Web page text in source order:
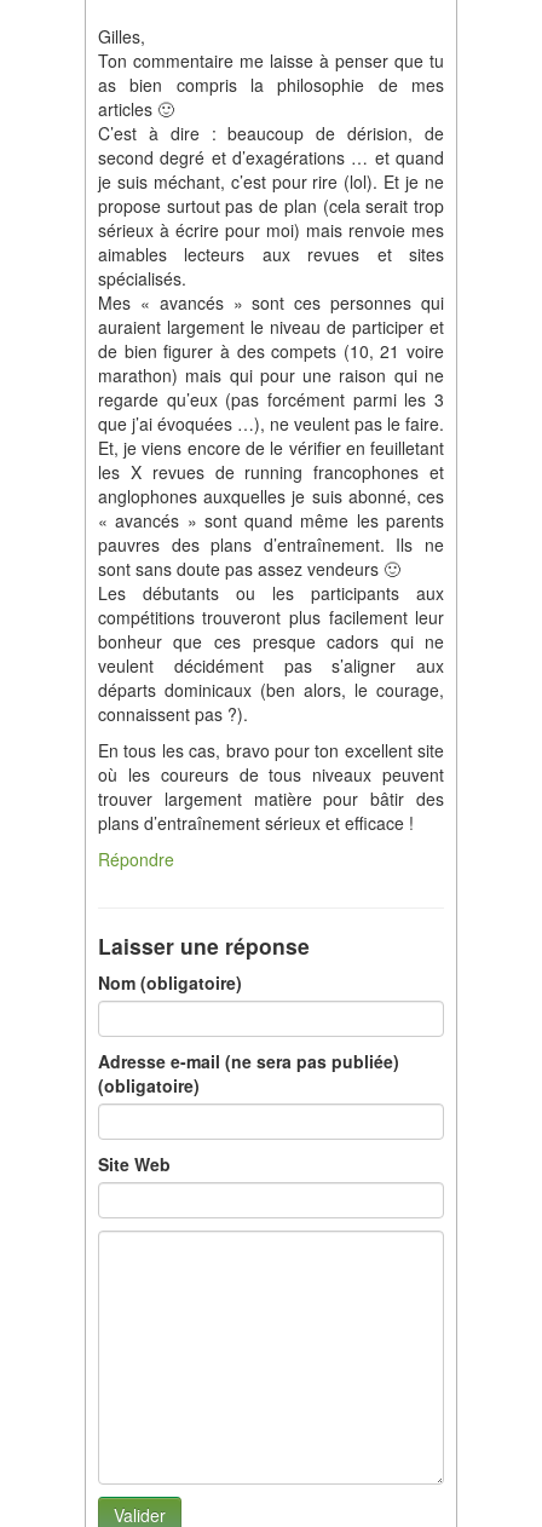
Gilles,
Ton commentaire me laisse à penser que tu
as bien compris la philosophie de mes
articles 🙂
C’est à dire : beaucoup de dérision, de
second degré et d’exagérations … et quand
je suis méchant, c’est pour rire (lol). Et je ne
propose surtout pas de plan (cela serait trop
sérieux à écrire pour moi) mais renvoie mes
aimables lecteurs aux revues et sites
spécialisés.
Mes « avancés » sont ces personnes qui
auraient largement le niveau de participer et
de bien figurer à des compets (10, 21 voire
marathon) mais qui pour une raison qui ne
regarde qu’eux (pas forcément parmi les 3
que j’ai évoquées …), ne veulent pas le faire.
Et, je viens encore de le vérifier en feuilletant
les X revues de running francophones et
anglophones auxquelles je suis abonné, ces
« avancés » sont quand même les parents
pauvres des plans d’entraînement. Ils ne
sont sans doute pas assez vendeurs 🙂
Les débutants ou les participants aux
compétitions trouveront plus facilement leur
bonheur que ces presque cadors qui ne
veulent décidément pas s’aligner aux
départs dominicaux (ben alors, le courage,
connaissent pas ?).
En tous les cas, bravo pour ton excellent site
où les coureurs de tous niveaux peuvent
trouver largement matière pour bâtir des
plans d’entraînement sérieux et efficace !
Répondre
Laisser une réponse
Nom (obligatoire)
Adresse e-mail (ne sera pas publiée)
(obligatoire)
Site Web